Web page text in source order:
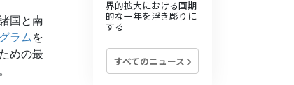
国と南
ラムを
めの最
界的拡大における画期
的な一年を浮き彫りに
する
すべてのニュース